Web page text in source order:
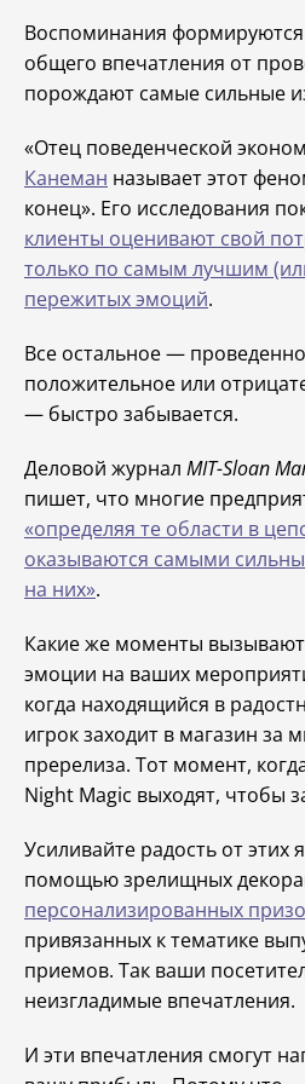
Воспоминания
общего впечатления от
порождают самые сильные
«Отец поведенческой
Канеман называет этот
конец». Его исследования
клиенты оценивают свой
только по самым лучшим
пережитых эмоций.
Все остальное —
положительное или
— быстро забывается.
Деловой журнал MIT-Sloan
пишет, что многие
«определяя те области в
оказываются самыми
на них».
Какие же моменты
эмоции на ваших
когда находящийся в
игрок заходит в магазин за
пререлиза. Тот момент,
Night Magic выходят, чтобы
Усиливайте радость от этих
помощью зрелищных
персонализированных
привязанных к тематике
приемов. Так ваши
неизгладимые впечатления.
И эти впечатления смогут